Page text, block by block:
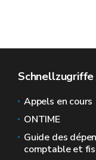
Schnellzugriffe
Appels en cours
ONTIME
Guide des
comptable et